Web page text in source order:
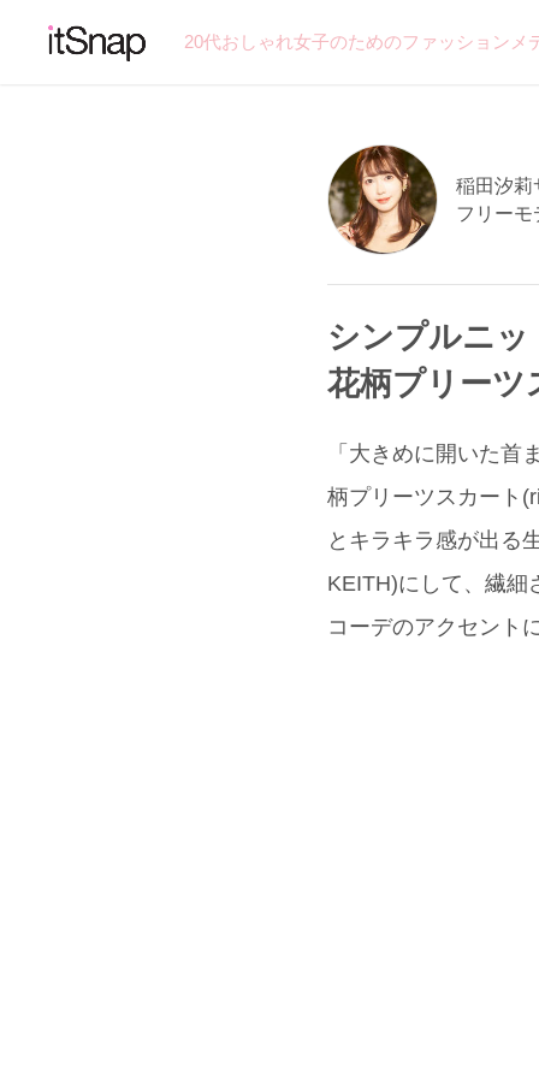
20代おしゃれ女子のためのファッション
稲田汐莉
フリーモ
シンプルニ
花柄プリー
「大きめに開いた
柄プリーツスカート
とキラキラ感が出る
KEITH)にして、繊
コーデのアクセント